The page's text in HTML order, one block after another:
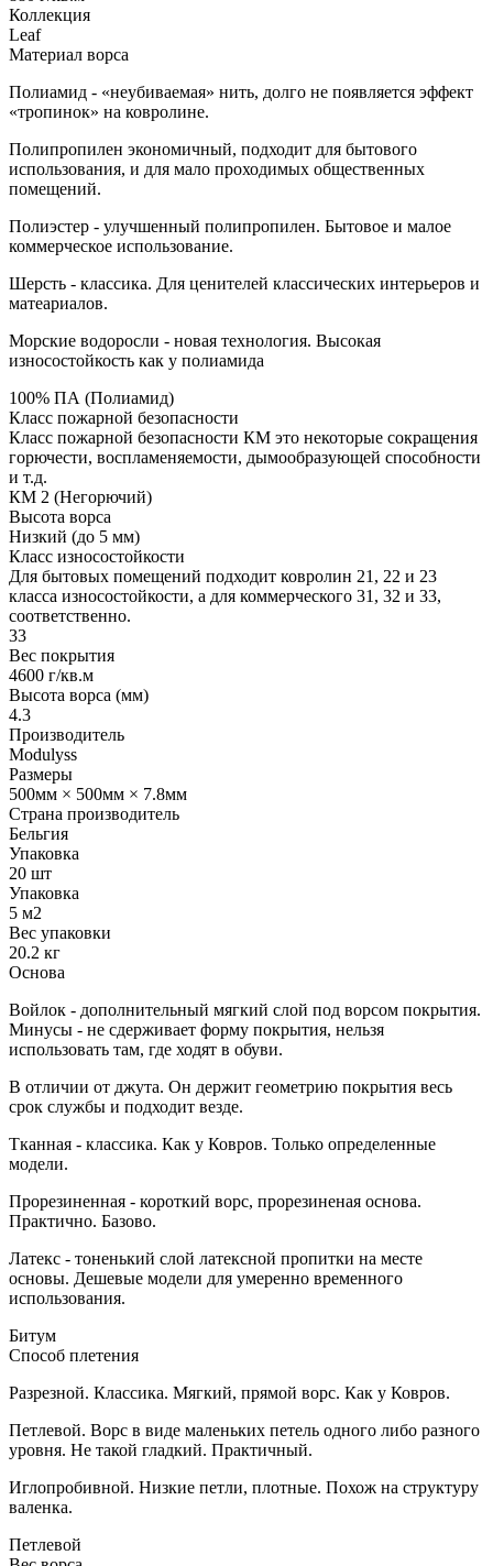
Коллекция
Leaf
Материал ворса
Полиамид - «неубиваемая» нить, долго не появляется эффект
«тропинок» на ковролине.
Полипропилен экономичный, подходит для бытового
использования, и для мало проходимых общественных
помещений.
Полиэстер - улучшенный полипропилен. Бытовое и малое
коммерческое использование.
Шерсть - классика. Для ценителей классических интерьеров и
матеариалов.
Морские водоросли - новая технология. Высокая
износостойкость как у полиамида
100% ПА (Полиамид)
Класс пожарной безопасности
Класс пожарной безопасности КМ это некоторые сокращения
горючести, воспламеняемости, дымообразующей способности
и т.д.
КМ 2 (Негорючий)
Высота ворса
Низкий (до 5 мм)
Класс износостойкости
Для бытовых помещений подходит ковролин 21, 22 и 23
класса износостойкости, а для коммерческого 31, 32 и 33,
соответственно.
33
Вес покрытия
4600 г/кв.м
Высота ворса (мм)
4.3
Производитель
Modulyss
Размеры
500мм × 500мм × 7.8мм
Страна производитель
Бельгия
Упаковка
20 шт
Упаковка
5 м2
Вес упаковки
20.2 кг
Основа
Войлок - дополнительный мягкий слой под ворсом покрытия.
Минусы - не сдерживает форму покрытия, нельзя
использовать там, где ходят в обуви.
В отличии от джута. Он держит геометрию покрытия весь
срок службы и подходит везде.
Тканная - классика. Как у Ковров. Только определенные
модели.
Прорезиненная - короткий ворс, прорезиненая основа.
Практично. Базово.
Латекс - тоненький слой латексной пропитки на месте
основы. Дешевые модели для умеренно временного
использования.
Битум
Способ плетения
Разрезной. Классика. Мягкий, прямой ворс. Как у Ковров.
Петлевой. Ворс в виде маленьких петель одного либо разного
уровня. Не такой гладкий. Практичный.
Иглопробивной. Низкие петли, плотные. Похож на структуру
валенка.
Петлевой